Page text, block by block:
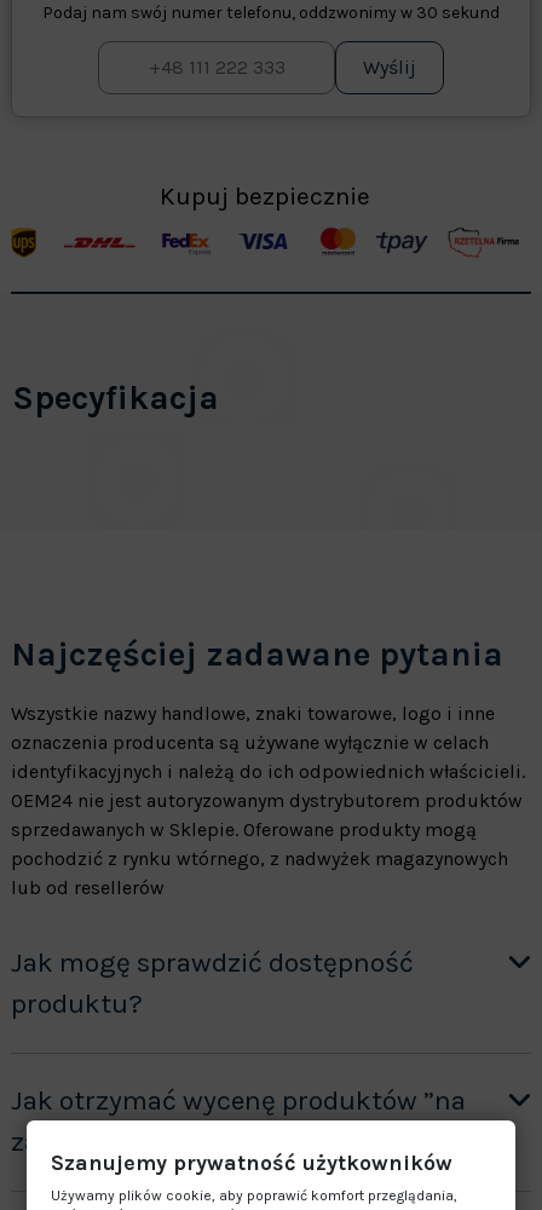
Podaj nam swój numer telefonu, oddzwonimy w 30 sekund
Wyślij
Kupuj bezpiecznie
Specyfikacja
Najczęściej zadawane pytania
Wszystkie nazwy handlowe, znaki towarowe, logo i inne
oznaczenia producenta są używane wyłącznie w celach
identyfikacyjnych i należą do ich odpowiednich właścicieli.
OEM24 nie jest autoryzowanym dystrybutorem produktów
sprzedawanych w Sklepie. Oferowane produkty mogą
pochodzić z rynku wtórnego, z nadwyżek magazynowych
lub od resellerów
Jak mogę sprawdzić dostępność
produktu?
Jak otrzymać wycenę produktów ”na
zamówienie”?
Szanujemy prywatność użytkowników
Używamy plików cookie, aby poprawić komfort przeglądania,